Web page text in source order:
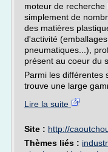
moteur de
simplement de
des matières
d'activité
pneumatiques...),
présent au coeur du
Parmi les différentes
trouve une large
Lire la suite
Site : http://
Thèmes liés :